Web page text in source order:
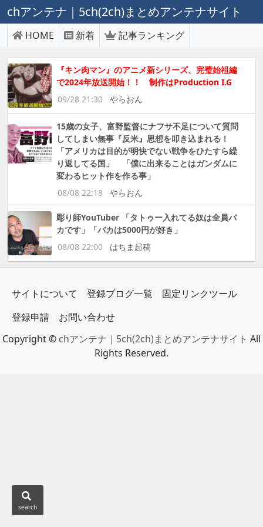
chアンテナ｜5ch(2ch)まとめアンテナサイト
HOME 新着 記事ランキング
『キン肉マン』のアニメ新シリーズ、完璧始祖編
で2024年放送開始！！ 制作はProduction I.G
09/28 21:30
やらおん
15歳の女子、富野監督にナフサ不足について質問
してしまい無事『反米』思想を叩き込まれる！
「アメリカは目的が明快でない戦争をひたすら繰
り返してる国」 「僕に出来ることはガンダムに
変わるヒット作を作る事」
08/08 22:18
やらおん
彫り師YouTuber 「タトゥー入れてる奴は全員バ
カです」「バカは5000円が好き」
08/08 22:00
はちま起稿
サイトについて 登録ブログ一覧
固定リンクツール
登録申請
お問い合わせ
Copyright © chアンテナ｜5ch(2ch)まとめアンテナサイト All
Rights Reserved.
search